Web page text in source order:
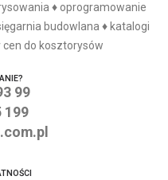
♦ oprogramowanie
budowlana ♦ katalogi
cen do kosztorysów
99
199